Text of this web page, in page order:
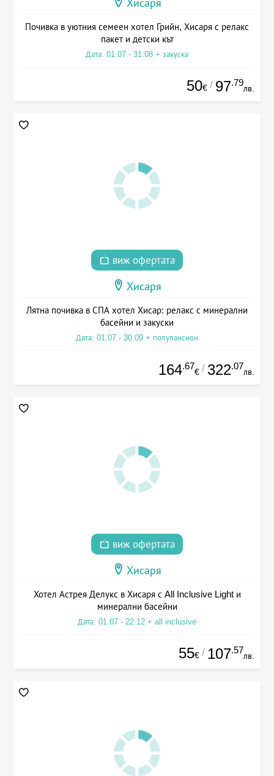
Хисаря
Почивка в уютния семеен хотел Грийн, Хисаря с релакс
пакет и детски кът
Дата: 01.07 - 31.08 + закуска
50€ / 97.79
лв.
виж офертата
Хисаря
Лятна почивка в СПА хотел Хисар: релакс с минерални
басейни и закуски
Дата: 01.07 - 30.09 + полупансион
164.67
€ / 322.07
лв.
виж офертата
Хисаря
Хотел Астрея Делукс в Хисаря с All Inclusive Light и
минерални басейни
Дата: 01.07 - 22.12 + all inclusive
55€ / 107.57
лв.